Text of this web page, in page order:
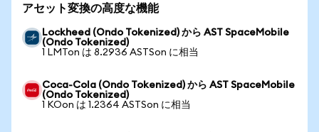
アセット変換の高度な機能
Lockheed (Ondo Tokenized) から AST SpaceMobile
(Ondo Tokenized)
1 LMTon は 8.2936 ASTSon に相当
Coca-Cola (Ondo Tokenized) から AST SpaceMobile
(Ondo Tokenized)
1 KOon は 1.2364 ASTSon に相当